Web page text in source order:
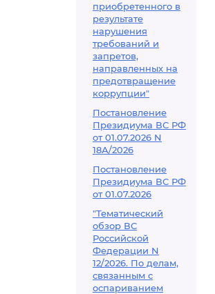
приобретенного в
результате
нарушения
требований и
запретов,
направленных на
предотвращение
коррупции"
Постановление
Президиума ВС РФ
от 01.07.2026 N
18А/2026
Постановление
Президиума ВС РФ
от 01.07.2026
"Тематический
обзор ВС
Российской
Федерации N
12/2026. По делам,
связанным с
оспариванием